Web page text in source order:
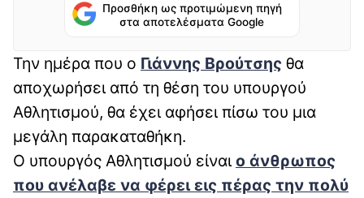
Προσθήκη ως προτιμώμενη πηγή
στα αποτελέσματα Google
Την ημέρα που ο Γιάννης Βρούτσης θα
αποχωρήσει από τη θέση του υπουργού
Αθλητισμού, θα έχει αφήσει πίσω του μια
μεγάλη παρακαταθήκη.
Ο υπουργός Αθλητισμού είναι ο άνθρωπος
που ανέλαβε να φέρει εις πέρας την πολύ